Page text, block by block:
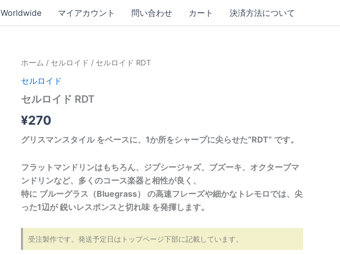
Worldwide マイアカウント 問い合わせ カート 決済方法について
ホーム / セルロイド / セルロイド RDT
セルロイド
セルロイド RDT
¥270
グリスマンスタイル をベースに、1か所をシャープに尖らせた“RDT” です。
フラットマンドリンはもちろん、ジプシージャズ、ブズーキ、オクターブマ
ンドリンなど、多くのコース楽器と相性が良く、
特に ブルーグラス（Bluegrass） の高速フレーズや細かなトレモロでは、尖
った1辺が 鋭いレスポンスと切れ味 を発揮します。
受注製作です。発送予定日はトップページ下部に記載しています。